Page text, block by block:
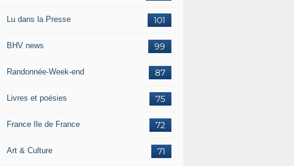
101
Lu dans la Presse
99
BHV news
87
Randonnée-Week-end
75
Livres et poésies
72
France Ile de France
71
Art & Culture